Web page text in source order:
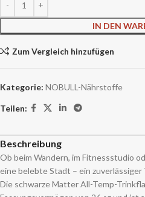
IN DEN
Zum Vergleich hinzufügen
Kategorie: NOBULL-Nährstoffe
Teilen:
Beschreibung
Ob beim Wandern, im Fitnessstudio
eine belebte Stadt – ein
Die schwarze Matter All-Temp-